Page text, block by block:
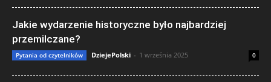
Jakie wydarzenie historyczne było najbardziej
przemilczane?
Pytania od czytelników DziejePolski - 1 września 2025 0